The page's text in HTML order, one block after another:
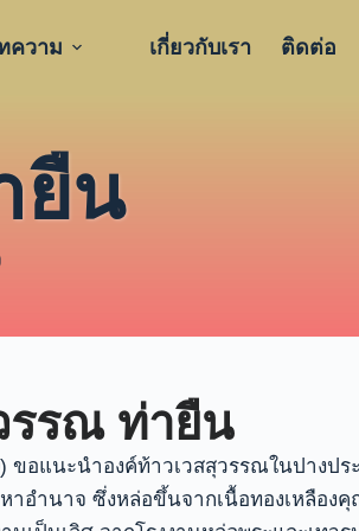
ความ เกี่ยวกับเรา ติดต่อ
ยืน
รรณ ท่ายืน
ขอแนะนำองค์ท้าวเวสสุวรรณในปางป
าอำนาจ ซึ่งหล่อขึ้นจากเนื้อทองเหลือง